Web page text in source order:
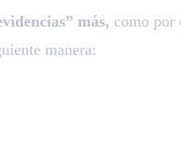
más, como por
manera: